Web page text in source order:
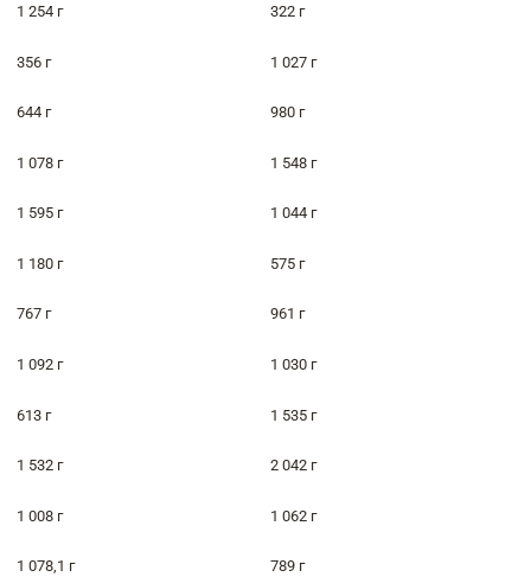
1 254 г 322 г
356 г 1 027 г
644 г 980 г
1 078 г 1 548 г
1 595 г 1 044 г
1 180 г 575 г
767 г 961 г
1 092 г 1 030 г
613 г 1 535 г
1 532 г 2 042 г
1 008 г 1 062 г
1 078,1 г 789 г